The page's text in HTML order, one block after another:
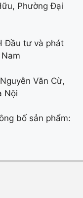
Phường Đại
Đầu tư và phát
Văn Cừ,
Nội
bố sản phẩm: